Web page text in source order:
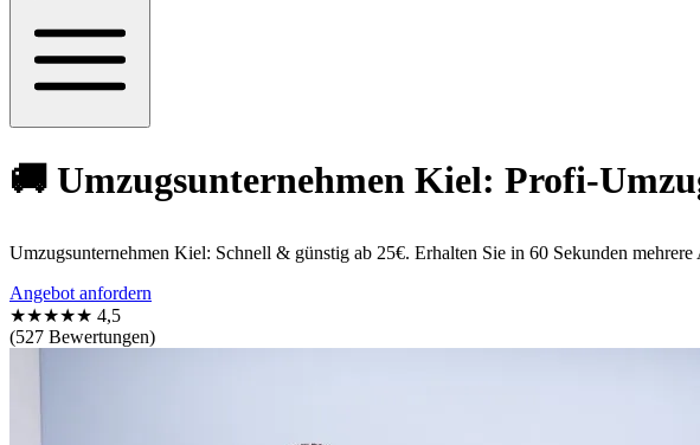
🚚 Umzugsunternehmen Kiel: Profi-
Umzugsunternehmen Kiel: Schnell & günstig ab 25€. Erhalten Sie in 60 Sekunden
Angebot anfordern
★★★★★ 4,5
(527 Bewertungen)